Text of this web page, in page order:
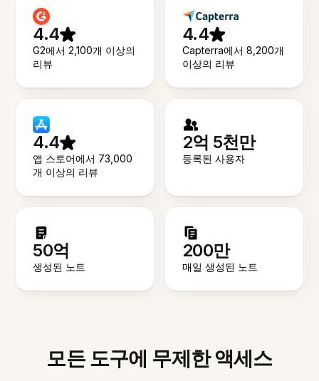
4.4
G2에서 2,100개 이상의
리뷰
4.4
Capterra에서 8,200개
이상의 리뷰
4.4
앱 스토어에서 73,000
개 이상의 리뷰
2억 5천만
등록된 사용자
50억
생성된 노트
200만
매일 생성된 노트
모든 도구에 무제한 액세스